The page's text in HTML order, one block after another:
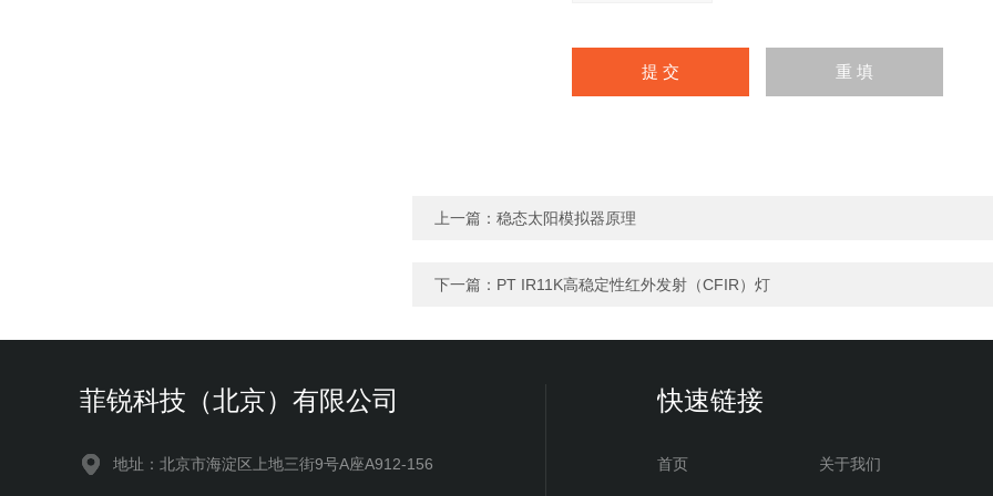
上一篇： 稳态太阳模拟器原理
下一篇： PT IR11K高稳定性红外发射（CFIR）灯
菲锐科技（北京）有限公司
地址：北京市海淀区上地三街9号A座A912-156
快速链接
首页 关于我们